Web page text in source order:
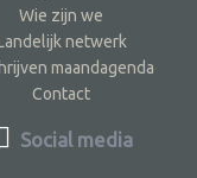
Wie zijn we
netwerk
maandagenda
Contact
Social media